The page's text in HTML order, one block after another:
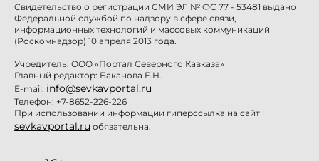
Свидетельство о регистрации СМИ ЭЛ № ФС 77 - 53481 выдано
Федеральной службой по надзору в сфере связи,
информационных технологий и массовых коммуникаций
(Роскомнадзор) 10 апреля 2013 года.
Учредитель: ООО «Портал Северного Кавказа»
Главный редактор: Баканова Е.Н.
E-mail: info@sevkavportal.ru
Телефон: +7-8652-226-226
При использовании информации гиперссылка на сайт
sevkavportal.ru обязательна.